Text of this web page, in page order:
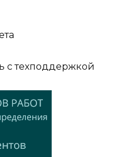
с техподдержкой